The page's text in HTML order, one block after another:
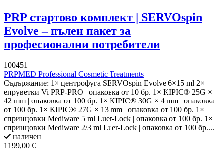
PRP стартово комплект | SERVOspin
Evolve – пълен пакет за
професионални потребители
100451
PRPMED Professional Cosmetic Treatments
Съдържание: 1× центрофуга SERVOspin Evolve 6×15 ml 2×
епруветки Vi PRP-PRO | опаковка от 10 бр. 1× KIPIC® 25G ×
42 mm | опаковка от 100 бр. 1× KIPIC® 30G × 4 mm | опаковка
от 100 бр. 1× KIPIC® 27G × 13 mm | опаковка от 100 бр. 1×
спринцовки Mediware 5 ml Luer-Lock | опаковка от 100 бр. 1×
спринцовки Mediware 2/3 ml Luer-Lock | опаковка от 100 бр....
наличен
1199,00 €